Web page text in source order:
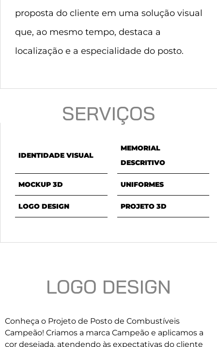
proposta do cliente em uma solução visual
que, ao mesmo tempo, destaca a
localização e a especialidade do posto.
SERVIÇOS
IDENTIDADE VISUAL
MEMORIAL
DESCRITIVO
MOCKUP 3D UNIFORMES
LOGO DESIGN PROJETO 3D
LOGO DESIGN
Conheça o Projeto de Posto de Combustíveis
Campeão! Criamos a marca Campeão e aplicamos a
cor desejada, atendendo às expectativas do cliente